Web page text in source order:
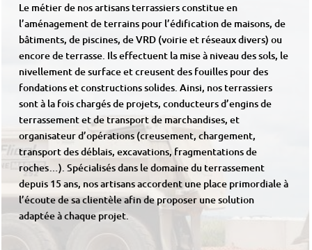
Le métier de nos artisans terrassiers constitue en
l’aménagement de terrains pour l’édification de maisons, de
bâtiments, de piscines, de VRD (voirie et réseaux divers) ou
encore de terrasse. Ils effectuent la mise à niveau des sols, le
nivellement de surface et creusent des fouilles pour des
fondations et constructions solides. Ainsi, nos terrassiers
sont à la fois chargés de projets, conducteurs d’engins de
terrassement et de transport de marchandises, et
organisateur d’opérations (creusement, chargement,
transport des déblais, excavations, fragmentations de
roches…). Spécialisés dans le domaine du terrassement
depuis 15 ans, nos artisans accordent une place primordiale à
l’écoute de sa clientèle afin de proposer une solution
adaptée à chaque projet.